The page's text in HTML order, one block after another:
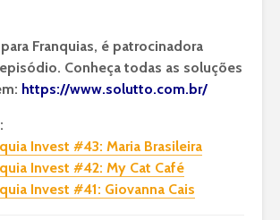
Franquias, é patrocinadora
Conheça todas as soluções
https://www.solutto.com.br/
Invest #43: Maria Brasileira
Invest #42: My Cat Café
Invest #41: Giovanna Cais